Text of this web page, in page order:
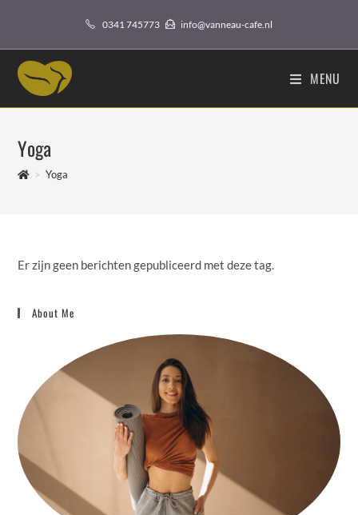
inhoud
0341 745773 info@vanneau-cafe.nl
MENU
Yoga
> Yoga
Er zijn geen berichten gepubliceerd met deze tag.
About Me